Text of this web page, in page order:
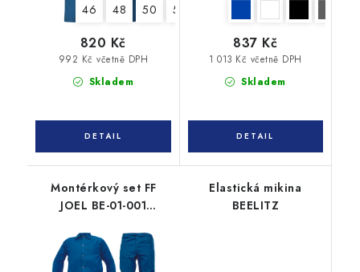
46 48 50 52
Skladem
992 Kč včetně DPH
820 Kč
Skladem
1 013 Kč včetně DPH
837 Kč
Montérkový set FF
JOEL BE-01-001
Elastická mikina
BEELITZ